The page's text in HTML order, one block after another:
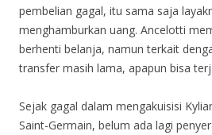
pembelian gagal, itu sama saja
menghamburkan uang. Ancelotti
berhenti belanja, namun terkait
transfer masih lama, apapun bisa
Sejak gagal dalam mengakuisisi
Saint-Germain, belum ada lagi